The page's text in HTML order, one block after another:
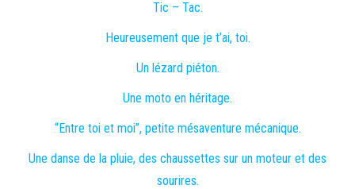
Tic – Tac.
Heureusement que je t’ai, toi.
Un lézard piéton.
Une moto en héritage.
“Entre toi et moi”, petite mésaventure mécanique.
Une danse de la pluie, des chaussettes sur un moteur et des
sourires.